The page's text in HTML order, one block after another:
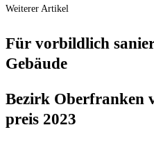
Weiterer Artikel
Für vor­bild­lich
Gebäude
Bezirk Ober­fran­ken
preis 2023